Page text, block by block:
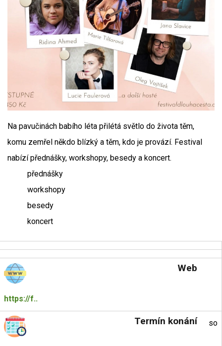
Na pavučinách babího léta přilétá světlo do života těm,
komu zemřel někdo blízký a těm, kdo je provází. Festival
nabízí přednášky, workshopy, besedy a koncert.
přednášky
workshopy
besedy
koncert
Web
https://f..
Termín konání so